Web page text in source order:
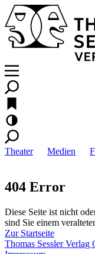
Theater Medien
404 Error
Diese Seite ist nicht
sind Sie einem
Zur Startseite
Thomas Sessler